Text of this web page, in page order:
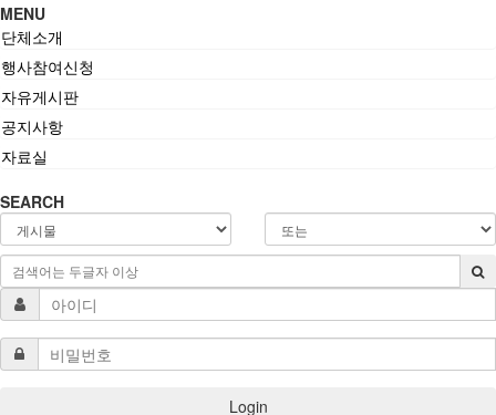
MENU
단체소개
행사참여신청
자유게시판
공지사항
자료실
SEARCH
Login